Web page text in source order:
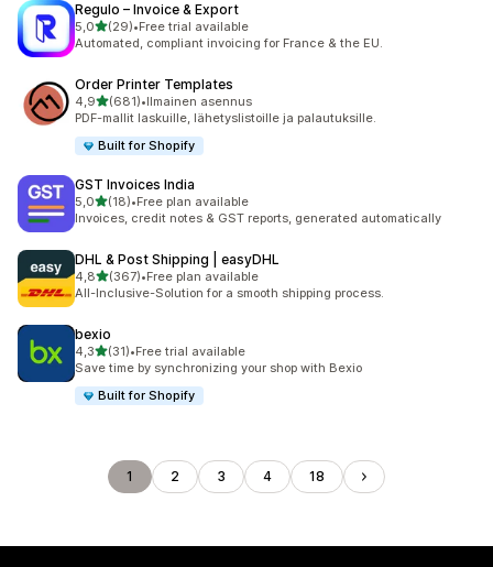
Regulo – Invoice & Export
5,0/ 5 tähteä
(29)
29 arvostelua yhteensä
•Free trial available
Automated, compliant invoicing for France & the EU.
Order Printer Templates
4,9/ 5 tähteä
(681)
681 arvostelua yhteensä
•Ilmainen asennus
PDF-mallit laskuille, lähetyslistoille ja palautuksille.
Built for Shopify
GST Invoices India
5,0/ 5 tähteä
(18)
18 arvostelua yhteensä
•Free plan available
Invoices, credit notes & GST reports, generated automatically
DHL & Post Shipping | easyDHL
4,8/ 5 tähteä
(367)
367 arvostelua yhteensä
•Free plan available
All-Inclusive-Solution for a smooth shipping process.
bexio
4,3/ 5 tähteä
(31)
31 arvostelua yhteensä
•Free trial available
Save time by synchronizing your shop with Bexio
Built for Shopify
1 2 3 4 18